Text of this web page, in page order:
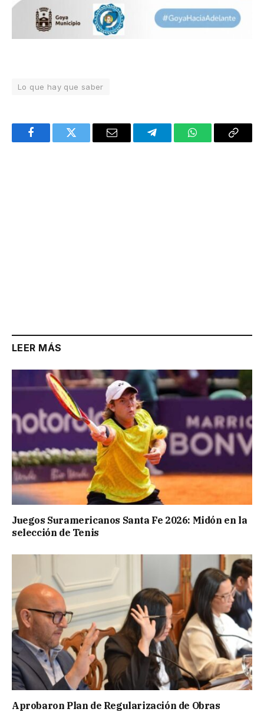
Lo que hay que saber
FacebookTwitter Email TelegramWhatsAppCopy
LEER MÁS
Juegos Suramericanos Santa Fe 2026: Midón en la
selección de Tenis
Aprobaron Plan de Regularización de Obras